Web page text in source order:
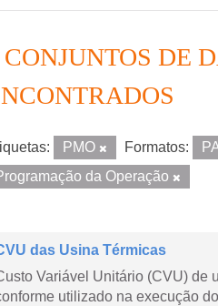
CONJUNTOS DE
PMO Formatos:
da Operação
das Usina Térmicas
Variável Unitário (CVU) de
utilizado na execução